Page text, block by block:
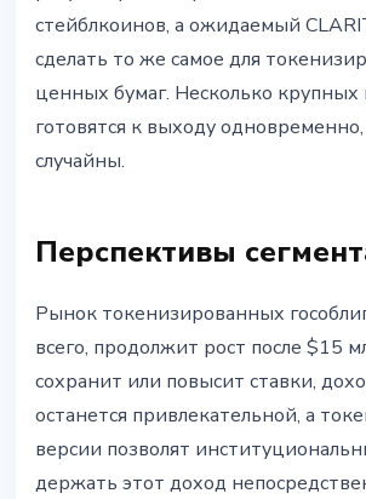
стейблкоинов, а ожидаемый
сделать то же самое для
ценных бумаг. Несколько крупных
готовятся к выходу
случайны.
Перспективы
Рынок токенизированных
всего, продолжит рост после $15
сохранит или повысит ставки,
останется привлекательной, а
версии позволят
держать этот доход